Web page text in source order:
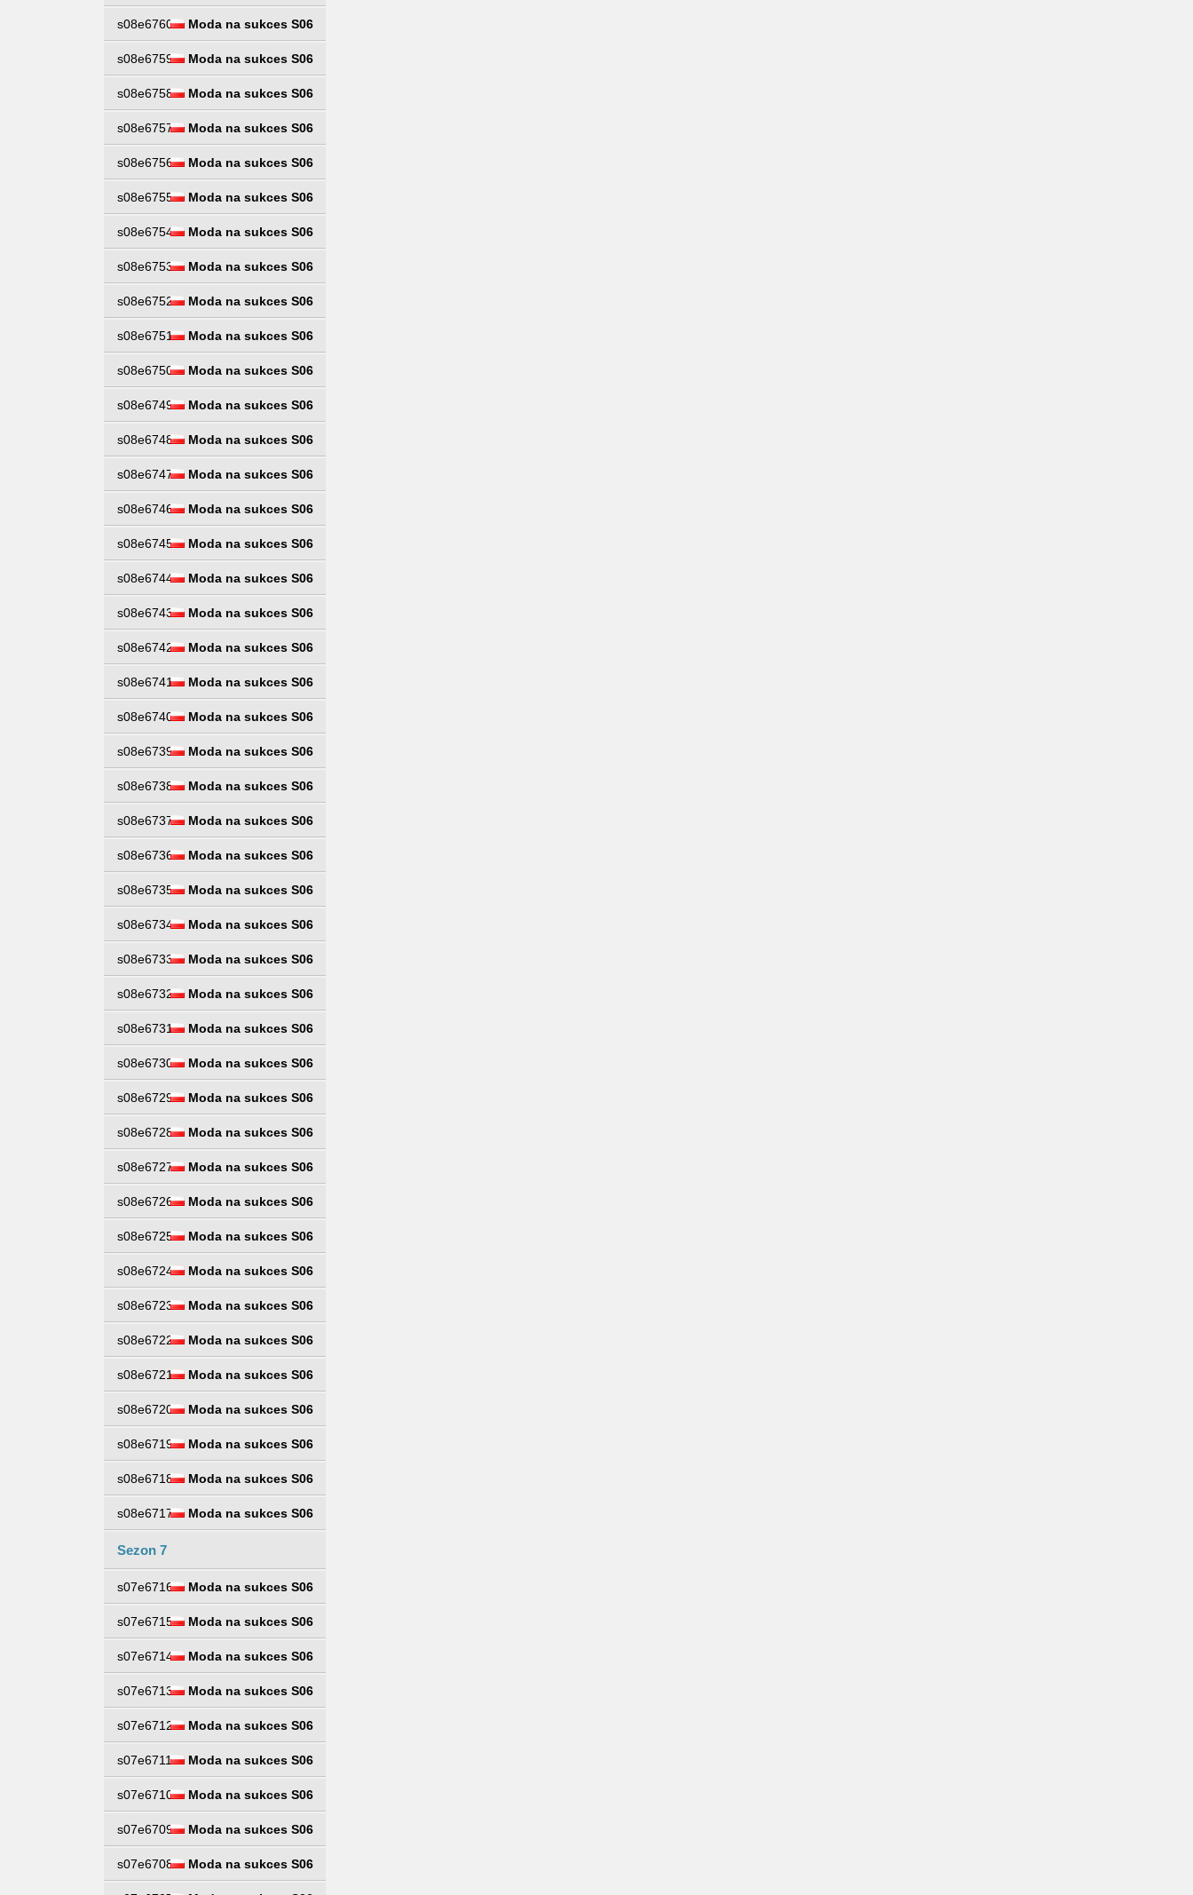
s08e6760 Moda na sukces S06
s08e6759 Moda na sukces S06
s08e6758 Moda na sukces S06
s08e6757 Moda na sukces S06
s08e6756 Moda na sukces S06
s08e6755 Moda na sukces S06
s08e6754 Moda na sukces S06
s08e6753 Moda na sukces S06
s08e6752 Moda na sukces S06
s08e6751 Moda na sukces S06
s08e6750 Moda na sukces S06
s08e6749 Moda na sukces S06
s08e6748 Moda na sukces S06
s08e6747 Moda na sukces S06
s08e6746 Moda na sukces S06
s08e6745 Moda na sukces S06
s08e6744 Moda na sukces S06
s08e6743 Moda na sukces S06
s08e6742 Moda na sukces S06
s08e6741 Moda na sukces S06
s08e6740 Moda na sukces S06
s08e6739 Moda na sukces S06
s08e6738 Moda na sukces S06
s08e6737 Moda na sukces S06
s08e6736 Moda na sukces S06
s08e6735 Moda na sukces S06
s08e6734 Moda na sukces S06
s08e6733 Moda na sukces S06
s08e6732 Moda na sukces S06
s08e6731 Moda na sukces S06
s08e6730 Moda na sukces S06
s08e6729 Moda na sukces S06
s08e6728 Moda na sukces S06
s08e6727 Moda na sukces S06
s08e6726 Moda na sukces S06
s08e6725 Moda na sukces S06
s08e6724 Moda na sukces S06
s08e6723 Moda na sukces S06
s08e6722 Moda na sukces S06
s08e6721 Moda na sukces S06
s08e6720 Moda na sukces S06
s08e6719 Moda na sukces S06
s08e6718 Moda na sukces S06
s08e6717 Moda na sukces S06
Sezon 7
s07e6716 Moda na sukces S06
s07e6715 Moda na sukces S06
s07e6714 Moda na sukces S06
s07e6713 Moda na sukces S06
s07e6712 Moda na sukces S06
s07e6711 Moda na sukces S06
s07e6710 Moda na sukces S06
s07e6709 Moda na sukces S06
s07e6708 Moda na sukces S06